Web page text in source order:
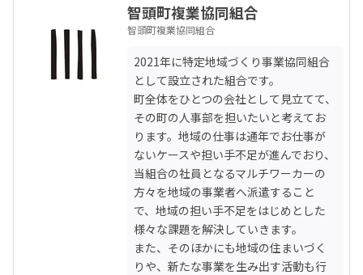
智頭町複業協同組合
智頭町複業協同組合
2021年に特定地域づくり事業協同組合
として設立された組合です。
町全体をひとつの会社として見立てて、
その町の人事部を担いたいと考えてお
ります。地域の仕事は通年でお仕事が
ないケースや担い手不足が進んでおり、
当組合の社員となるマルチワーカーの
方々を地域の事業者へ派遣すること
で、地域の担い手不足をはじめとした
様々な課題を解決していきます。
また、そのほかにも地域の住まいづく
りや、新たな事業を生み出す活動も行